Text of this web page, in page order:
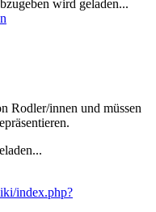
wird geladen...
Rodler/innen und müssen
index.php?